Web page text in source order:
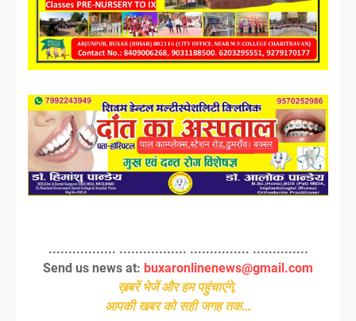
................. ................. ............... ..............
Send us news at: buxaronlinenews@gmail.com
ख़बरें भेजें और हम पहुंचाएंगे,
आपकी खबर को सही जगह तक...